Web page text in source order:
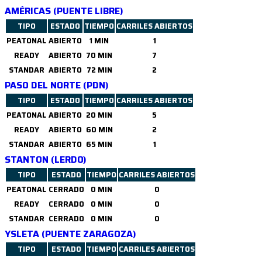
AMÉRICAS (PUENTE LIBRE)
TIPO ESTADO TIEMPO CARRILES ABIERTOS
PEATONALABIERTO 1 MIN
1
READY
ABIERTO 70 MIN
7
STANDAR ABIERTO 72 MIN 2
PASO DEL NORTE (PDN)
TIPO ESTADO TIEMPO CARRILES ABIERTOS
PEATONALABIERTO 20 MIN
5
READY
ABIERTO 60 MIN
2
STANDAR ABIERTO 65 MIN 1
STANTON (LERDO)
TIPO ESTADO TIEMPO CARRILES ABIERTOS
PEATONAL CERRADO 0 MIN
0
READY
CERRADO 0 MIN
0
STANDAR CERRADO 0 MIN 0
YSLETA (PUENTE ZARAGOZA)
TIPO ESTADO TIEMPO CARRILES ABIERTOS